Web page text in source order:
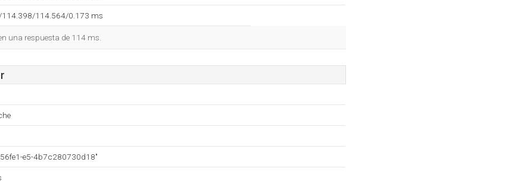
114.564/0.173 ms
una respuesta de 114 ms.
e5-4b7c280730d18"